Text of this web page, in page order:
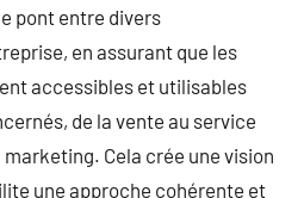
pont entre divers
en assurant que les
accessibles et utilisables
de la vente au service
Cela crée une vision
une approche cohérente et